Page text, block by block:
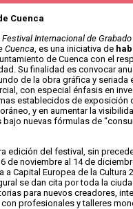
Cuenca
Internacional de
Cuenca, es una iniciativa de
de Cuenca con el
Su finalidad es convocar
de la obra gráfica y seriada
con especial énfasis en
establecidos de exposición
y en aumentar la
nuevas fórmulas de
edición del festival, sin
de noviembre al 14 de
a Capital Europea de la Cultura
se dan cita por toda la
para nuevos creadores,
profesionales y talleres